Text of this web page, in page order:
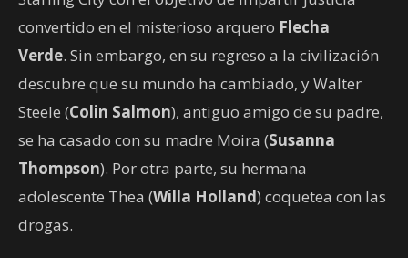
convertido en el misterioso arquero Flecha
Verde. Sin embargo, en su regreso a la civilización
descubre que su mundo ha cambiado, y Walter
Steele (Colin Salmon), antiguo amigo de su padre,
se ha casado con su madre Moira (Susanna
Thompson). Por otra parte, su hermana
adolescente Thea (Willa Holland) coquetea con las
drogas.